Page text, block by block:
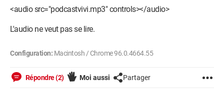
<audio src="podcastvivi.mp3" controls></audio>
L'audio ne veut pas se lire.
Configuration: Macintosh / Chrome 96.0.4664.55
Répondre (2) Moi aussi Partager